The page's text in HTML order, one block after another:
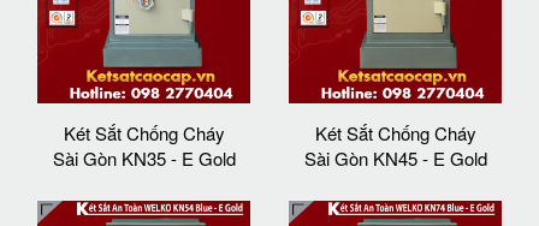
Két Sắt Chống Cháy
Sài Gòn KN35 - E Gold
Két Sắt Chống Cháy
Sài Gòn KN45 - E Gold